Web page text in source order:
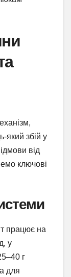
який збій у
від
ключові
працює на
у
г
для